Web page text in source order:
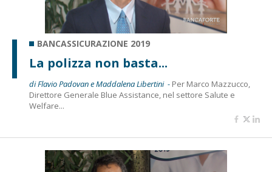
BANCASSICURAZIONE 2019
La polizza non basta...
di Flavio Padovan e Maddalena Libertini - Per Marco Mazzucco,
Direttore Generale Blue Assistance, nel settore Salute e
Welfare...